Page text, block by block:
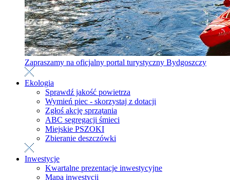
Zapraszamy na oficjalny portal turystyczny Bydgoszczy
Ekologia
Sprawdź jakość powietrza
Wymień piec - skorzystaj z dotacji
Zgłoś akcję sprzątania
ABC segregacji śmieci
Miejskie PSZOKI
Zbieranie deszczówki
Inwestycje
Kwartalne prezentacje inwestycyjne
Mapa inwestycji